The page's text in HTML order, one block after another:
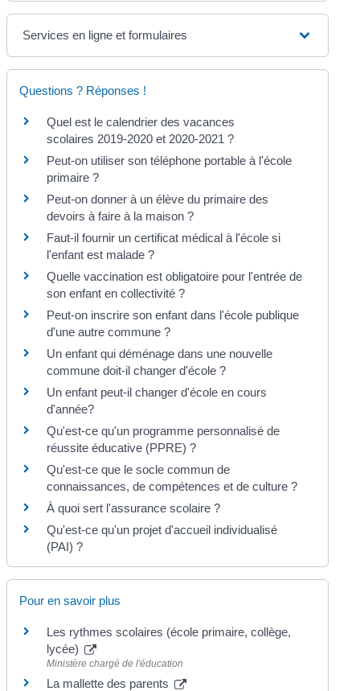
Services en ligne et formulaires
Questions ? Réponses !
Quel est le calendrier des vacances
scolaires 2019-2020 et 2020-2021 ?
Peut-on utiliser son téléphone portable à l'école
primaire ?
Peut-on donner à un élève du primaire des
devoirs à faire à la maison ?
Faut-il fournir un certificat médical à l'école si
l'enfant est malade ?
Quelle vaccination est obligatoire pour l'entrée de
son enfant en collectivité ?
Peut-on inscrire son enfant dans l'école publique
d'une autre commune ?
Un enfant qui déménage dans une nouvelle
commune doit-il changer d'école ?
Un enfant peut-il changer d'école en cours
d'année?
Qu'est-ce qu'un programme personnalisé de
réussite éducative (PPRE) ?
Qu'est-ce que le socle commun de
connaissances, de compétences et de culture ?
À quoi sert l'assurance scolaire ?
Qu'est-ce qu'un projet d'accueil individualisé
(PAI) ?
Pour en savoir plus
Les rythmes scolaires (école primaire, collège,
lycée)
Ministère chargé de l'éducation
La mallette des parents